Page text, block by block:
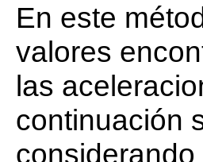
En este
valores
las
continuación